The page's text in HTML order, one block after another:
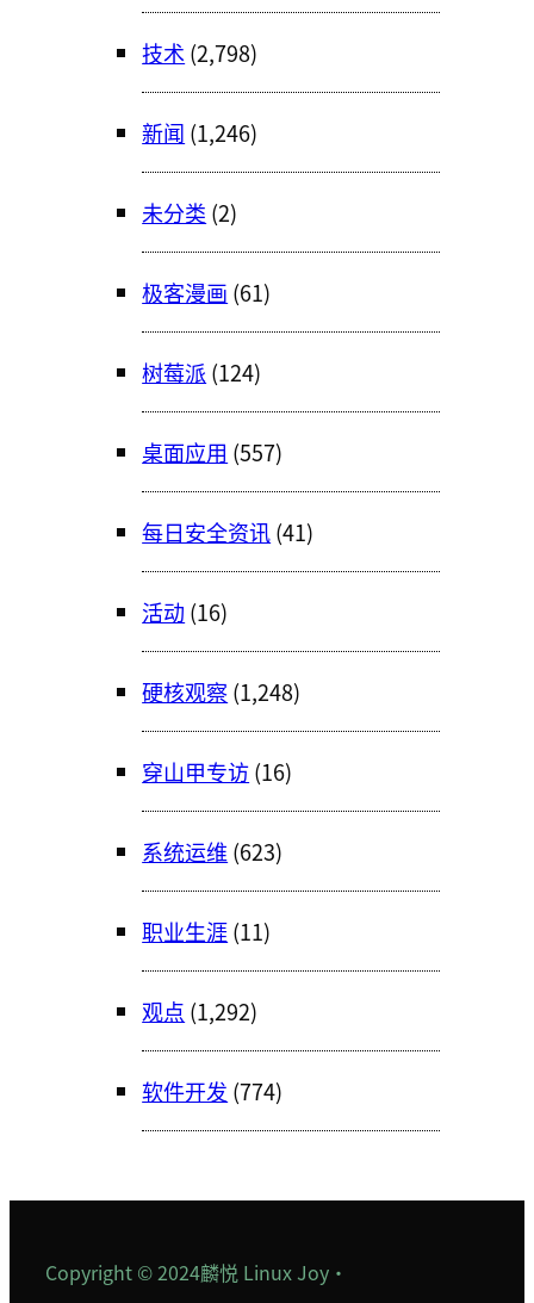
技术 (2,798)
新闻 (1,246)
未分类 (2)
极客漫画 (61)
树莓派 (124)
桌面应用 (557)
每日安全资讯(41)
活动 (16)
硬核观察(1,248)
穿山甲专访(16)
系统运维 (623)
职业生涯(11)
观点 (1,292)
软件开发 (774)
Copyright © 2024麟悦 Linux Joy ·